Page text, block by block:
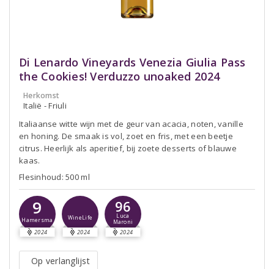
Di Lenardo Vineyards Venezia Giulia Pass
the Cookies! Verduzzo unoaked 2024
Herkomst
Italië - Friuli
Italiaanse witte wijn met de geur van acacia, noten, vanille
en honing. De smaak is vol, zoet en fris, met een beetje
citrus. Heerlijk als aperitief, bij zoete desserts of blauwe
kaas.
Flesinhoud: 500 ml
9
Hamersma
2024
WineLife
2024
96
Luca
Maroni
2024
Op verlanglijst